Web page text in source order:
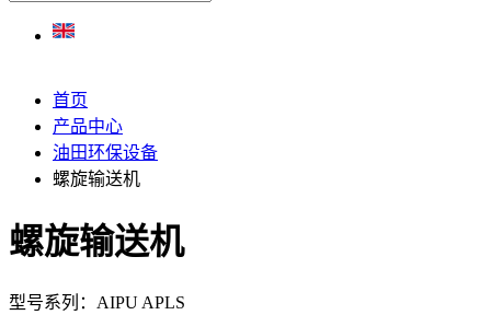
首页
产品中心
油田环保设备
螺旋输送机
螺旋输送机
型号系列：AIPU APLS